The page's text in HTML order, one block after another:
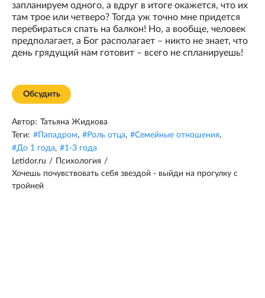
запланируем одного, а вдруг в итоге окажется, что их
там трое или четверо? Тогда уж точно мне придется
перебираться спать на балкон! Но, а вообще, человек
предполагает, а Бог располагает – никто не знает, что
день грядущий нам готовит – всего не спланируешь!
Обсудить
Автор: Татьяна Жидкова
Теги: # Пападром, #Роль отца, #Семейные отношения,
#До 1 года, #1-3 года
Letidor.ru / Психология /
Хочешь почувствовать себя звездой - выйди на прогулку с
тройней